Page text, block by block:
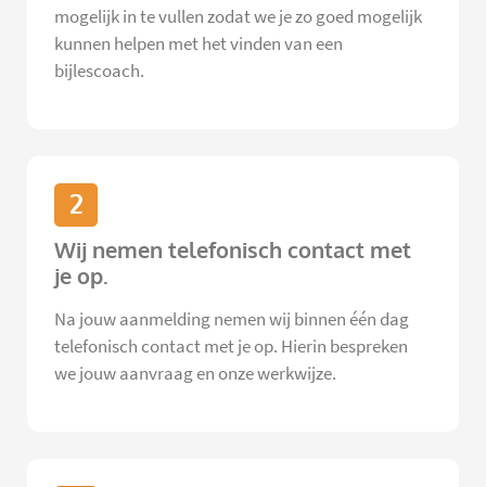
mogelijk in te vullen zodat we je zo goed mogelijk
kunnen helpen met het vinden van een
bijlescoach.
2
Wij nemen telefonisch contact met
je op.
Na jouw aanmelding nemen wij binnen één dag
telefonisch contact met je op. Hierin bespreken
we jouw aanvraag en onze werkwijze.